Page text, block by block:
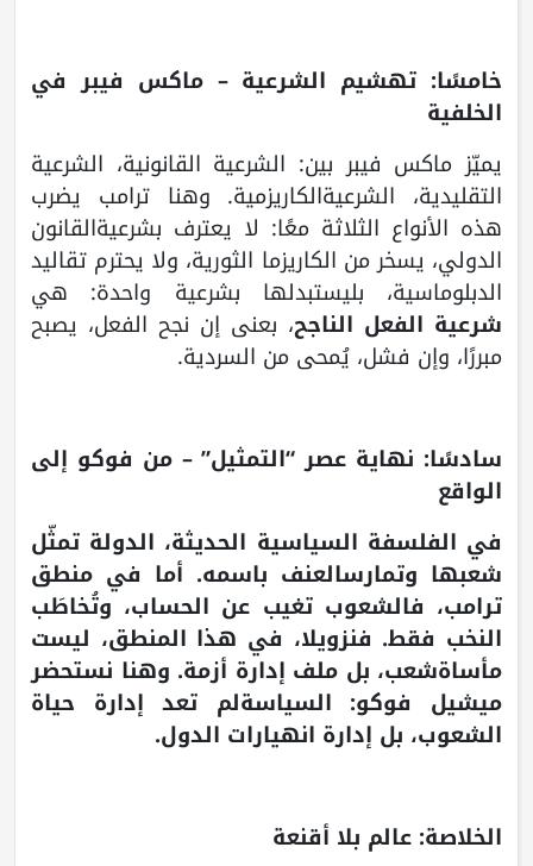
خامسًا: تهشيم الشرعية – ماكس فيبر في
الخلفية
يميّز ماكس فيبر بين: الشرعية القانونية، الشرعية
التقليدية، الشرعيةالكاريزمية. وهنا ترامب يضرب
هذه الأنواع الثلاثة معًا: لا يعترف بشرعيةالقانون
الدولي، يسخر من الكاريزما الثورية، ولا يحترم تقاليد
الدبلوماسية، بليستبدلها بشرعية واحدة: هي
شرعية الفعل الناجح، بعنى إن نجح الفعل، يصبح
مبررًا، وإن فشل، يُمحى من السردية.
سادسًا: نهاية عصر “التمثيل” – من فوكو إلى
الواقع
في الفلسفة السياسية الحديثة، الدولة تمثّل
شعبها وتمارسالعنف باسمه. أما في منطق
ترامب، فالشعوب تغيب عن الحساب، وتُخاطَب
النخب فقط. فنزويلا، في هذا المنطق، ليست
مأساةشعب، بل ملف إدارة أزمة. وهنا نستحضر
ميشيل فوكو: السياسةلم تعد إدارة حياة
الشعوب، بل إدارة انهيارات الدول.
الخلاصة: عالم بلا أقنعة